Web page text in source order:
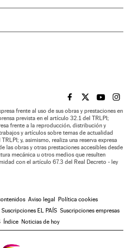
EL PAÍS BRASIL EN
EL PAÍSEL PAÍS
EL
frente al uso de sus obras y prestaciones en
prevista en el artículo 32.1 del TRLPI;
frente a la reproducción, distribución y
y artículos sobre temas de actualidad
y, asimismo, realiza una reserva expresa
las obras y otras prestaciones accesibles desde
mecánica u otros medios que resulten
con el artículo 67.3 del Real Decreto - ley
Aviso legal Política cookies
Suscripciones EL PAÍS Suscripciones empresas
Índice Noticias de hoy